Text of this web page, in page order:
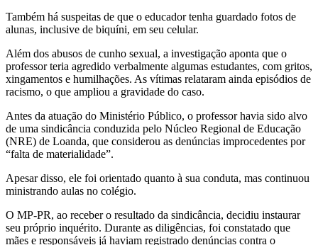
Também há suspeitas de que o educador tenha guardado fotos de
alunas, inclusive de biquíni, em seu celular.
Além dos abusos de cunho sexual, a investigação aponta que o
professor teria agredido verbalmente algumas estudantes, com gritos,
xingamentos e humilhações. As vítimas relataram ainda episódios de
racismo, o que ampliou a gravidade do caso.
Antes da atuação do Ministério Público, o professor havia sido alvo
de uma sindicância conduzida pelo Núcleo Regional de Educação
(NRE) de Loanda, que considerou as denúncias improcedentes por
“falta de materialidade”.
Apesar disso, ele foi orientado quanto à sua conduta, mas continuou
ministrando aulas no colégio.
O MP-PR, ao receber o resultado da sindicância, decidiu instaurar
seu próprio inquérito. Durante as diligências, foi constatado que
mães e responsáveis já haviam registrado denúncias contra o